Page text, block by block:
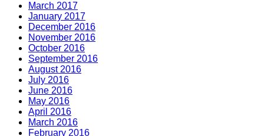
March 2017
January 2017
December 2016
November 2016
October 2016
September 2016
August 2016
July 2016
June 2016
May 2016
April 2016
March 2016
February 2016